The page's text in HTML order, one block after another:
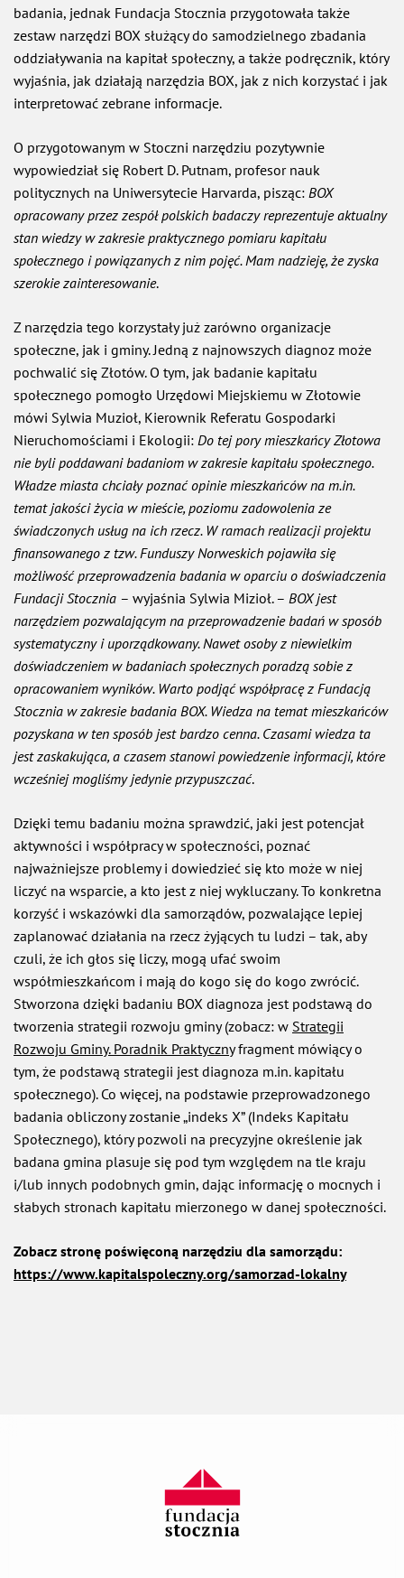
badania, jednak Fundacja Stocznia przygotowała także
zestaw narzędzi BOX służący do samodzielnego zbadania
oddziaływania na kapitał społeczny, a także podręcznik, który
wyjaśnia, jak działają narzędzia BOX, jak z nich korzystać i jak
interpretować zebrane informacje.
O przygotowanym w Stoczni narzędziu pozytywnie
wypowiedział się Robert D. Putnam, profesor nauk
politycznych na Uniwersytecie Harvarda, pisząc: BOX
opracowany przez zespół polskich badaczy reprezentuje aktualny
stan wiedzy w zakresie praktycznego pomiaru kapitału
społecznego i powiązanych z nim pojęć. Mam nadzieję, że zyska
szerokie zainteresowanie.
Z narzędzia tego korzystały już zarówno organizacje
społeczne, jak i gminy. Jedną z najnowszych diagnoz może
pochwalić się Złotów. O tym, jak badanie kapitału
społecznego pomogło Urzędowi Miejskiemu w Złotowie
mówi Sylwia Muzioł, Kierownik Referatu Gospodarki
Nieruchomościami i Ekologii: Do tej pory mieszkańcy Złotowa
nie byli poddawani badaniom w zakresie kapitału społecznego.
Władze miasta chciały poznać opinie mieszkańców na m.in.
temat jakości życia w mieście, poziomu zadowolenia ze
świadczonych usług na ich rzecz. W ramach realizacji projektu
finansowanego z tzw. Funduszy Norweskich pojawiła się
możliwość przeprowadzenia badania w oparciu o doświadczenia
Fundacji Stocznia – wyjaśnia Sylwia Mizioł. – BOX jest
narzędziem pozwalającym na przeprowadzenie badań w sposób
systematyczny i uporządkowany. Nawet osoby z niewielkim
doświadczeniem w badaniach społecznych poradzą sobie z
opracowaniem wyników. Warto podjąć współpracę z Fundacją
Stocznia w zakresie badania BOX. Wiedza na temat mieszkańców
pozyskana w ten sposób jest bardzo cenna. Czasami wiedza ta
jest zaskakująca, a czasem stanowi powiedzenie informacji, które
wcześniej mogliśmy jedynie przypuszczać.
Dzięki temu badaniu można sprawdzić, jaki jest potencjał
aktywności i współpracy w społeczności, poznać
najważniejsze problemy i dowiedzieć się kto może w niej
liczyć na wsparcie, a kto jest z niej wykluczany. To konkretna
korzyść i wskazówki dla samorządów, pozwalające lepiej
zaplanować działania na rzecz żyjących tu ludzi – tak, aby
czuli, że ich głos się liczy, mogą ufać swoim
współmieszkańcom i mają do kogo się do kogo zwrócić.
Stworzona dzięki badaniu BOX diagnoza jest podstawą do
tworzenia strategii rozwoju gminy (zobacz: w Strategii
Rozwoju Gminy. Poradnik Praktycznyfragment mówiący o
tym, że podstawą strategii jest diagnoza m.in. kapitału
społecznego). Co więcej, na podstawie przeprowadzonego
badania obliczony zostanie „indeks X” (Indeks Kapitału
Społecznego), który pozwoli na precyzyjne określenie jak
badana gmina plasuje się pod tym względem na tle kraju
i/lub innych podobnych gmin, dając informację o mocnych i
słabych stronach kapitału mierzonego w danej społeczności.
Zobacz stronę poświęconą narzędziu dla samorządu:
https://www.kapitalspoleczny.org/samorzad-lokalny